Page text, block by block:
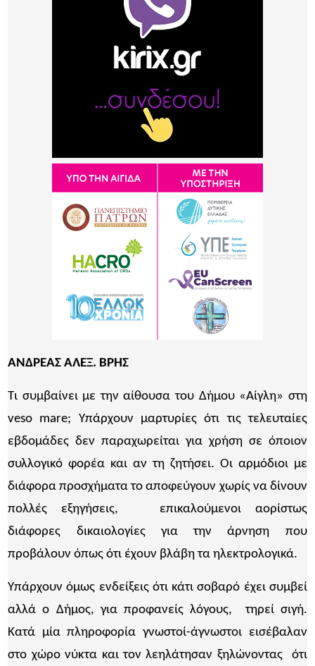
ΑΝΔΡΕΑΣ ΑΛΕΞ. ΒΡΗΣ
Τι συμβαίνει με την αίθουσα του Δήμου «Αίγλη» στη
veso mare; Υπάρχουν μαρτυρίες ότι τις τελευταίες
εβδομάδες δεν παραχωρείται για χρήση σε όποιον
συλλογικό φορέα και αν τη ζητήσει. Οι αρμόδιοι με
διάφορα προσχήματα το αποφεύγουν χωρίς να δίνουν
πολλές εξηγήσεις, επικαλούμενοι αορίστως
διάφορες δικαιολογίες για την άρνηση που
προβάλουν όπως ότι έχουν βλάβη τα ηλεκτρολογικά.
Υπάρχουν όμως ενδείξεις ότι κάτι σοβαρό έχει συμβεί
αλλά ο Δήμος, για προφανείς λόγους, τηρεί σιγή.
Κατά μία πληροφορία γνωστοί-άγνωστοι εισέβαλαν
στο χώρο νύκτα και τον λεηλάτησαν ξηλώνοντας ότι